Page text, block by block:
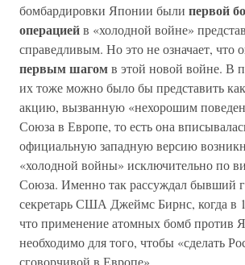
бомбардировки Японии были первой
операциейв «холодной войне»
справедливым. Но это не означает, что
первым шагомв этой новой войне. В
их тоже можно было бы представить
акцию, вызванную «нехорошим
Союза в Европе, то есть она
официальную западную версию
«холодной войны» исключительно по
Союза. Именно так рассуждал бывший
секретарь США Джеймс Бирнс, когда в
что применение атомных бомб против
необходимо для того, чтобы «сделать
сговорчивой в Европе».